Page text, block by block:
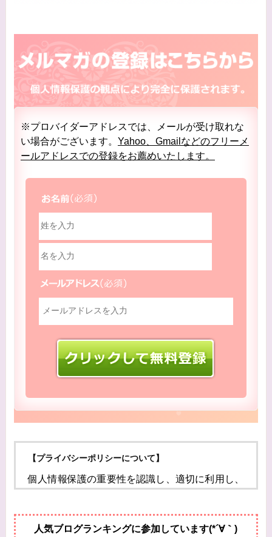
※プロバイダーアドレスでは、メールが受け取れな
い場合がございます。 Yahoo、Gmailなどのフリーメ
ールアドレスでの登録をお薦めいたします。
【プライバシーポリシーについて】
個人情報保護の重要性を認識し、適切に利用し、
社会的責任であると考え、個人情報の保護に努め
ることをお約束いたします。
人気ブログランキングに参加しています(*´∀｀)